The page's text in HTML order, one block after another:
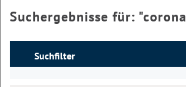
Suchergebnisse für: "corona
Suchfilter